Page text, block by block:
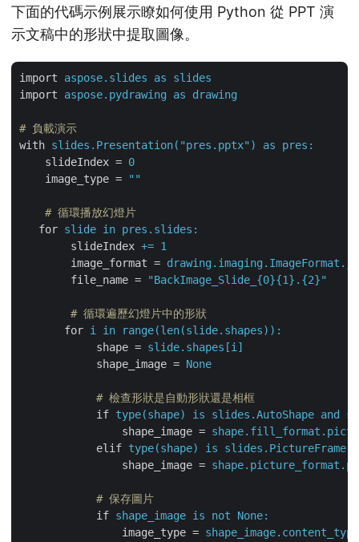
下面的代碼示例展示瞭如何使用 Python 從 PPT 演
示文稿中的形狀中提取圖像。
import
aspose.slides as slides
import
aspose.pydrawing as drawing
# 負載演示
with slides.Presentation("pres.pptx") as pres:
slideIndex = 0
image_type = ""
    # 循環播放幻燈片
for slide in pres.slides:
slideIndex += 1
image_format =
file_name = "BackImage_Slide_{0}{1}.{2}"
        # 循環遍歷幻燈片中的形狀
for i in range(len(slide.shapes)):
shape = slide.shapes[i]
shape_image = None
            # 檢查形狀是自動形狀還是相框
if type(shape) is slides.AutoShape and
shape_image =
elif type(shape) is slides.PictureFrame:
shape_image =
            # 保存圖片
if shape_image is not None:
image_type =